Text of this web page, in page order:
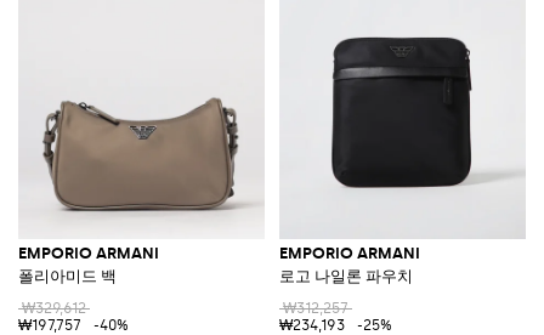
EMPORIO ARMANI
폴리아미드 백
₩329,612
₩197,757
-40%
EMPORIO ARMANI
로고 나일론 파우치
₩312,257
₩234,193
-25%